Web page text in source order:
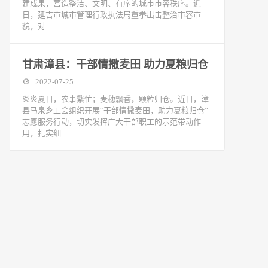
建成果，营造整洁、文明、有序的城市市容秩序。近
日，延吉市城市管理行政执法局重拳出击整治市容市
貌，对
甘肃漳县：干部情撒麦田 助力夏粮归仓
2022-07-25
炎炎夏日，农事繁忙；麦穗飘香，颗粒归仓。近日，漳
县马泉乡工会组织开展“干部情撒麦田，助力夏粮归仓”
志愿服务行动，切实发挥广大干部职工的示范带动作
用，扎实细